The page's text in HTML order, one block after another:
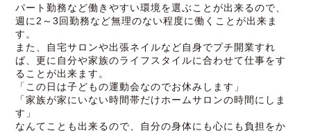
パート勤務など働きやすい環境を選ぶことが出来るので、
週に2～3回勤務など無理のない程度に働くことが出来ま
す。
また、自宅サロンや出張ネイルなど自身でプチ開業すれ
ば、更に自分や家族のライフスタイルに合わせて仕事をす
ることが出来ます。
「この日は子どもの運動会なのでお休みします」
「家族が家にいない時間帯だけホームサロンの時間にしま
す」
なんてことも出来るので、自分の身体にも心にも負担をか